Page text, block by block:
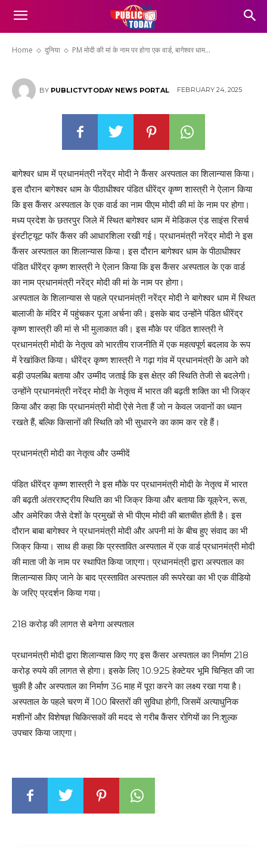
Home दुनिया PM मोदी की मां के नाम पर होगा एक वार्ड, बागेश्वर धाम...
बागेश्वर धाम कैंसर अस्पताल के शिलान्यास के
दौरान बड़ा ऐलान
BY PUBLICTVTODAY NEWS PORTAL FEBRUARY 24, 2025
बागेश्वर धाम में प्रधानमंत्री नरेंद्र मोदी ने कैंसर अस्पताल का शिलान्यास किया।
इस दौरान बागेश्वर धाम के पीठाधीश्वर पंडित धीरेंद्र कृष्ण शास्त्री ने ऐलान किया
कि इस कैंसर अस्पताल के एक वार्ड का नाम पीएम मोदी की मां के नाम पर होगा।
मध्य प्रदेश के छतरपुर जिले में स्थित बागेश्वर धाम में मेडिकल एंड साइंस रिसर्च
इंस्टीट्यूट फॉर कैंसर की आधारशिला रखी गई। प्रधानमंत्री नरेंद्र मोदी ने इस
कैंसर अस्पताल का शिलान्यास किया। इस दौरान बागेश्वर धाम के पीठाधीश्वर
पंडित धीरेंद्र कृष्ण शास्त्री ने ऐलान किया कि इस कैंसर अस्पताल के एक वार्ड
का नाम प्रधानमंत्री नरेंद्र मोदी की मां के नाम पर होगा।
अस्पताल के शिलान्यास से पहले प्रधानमंत्री नरेंद्र मोदी ने बागेश्वर धाम में स्थित
बालाजी के मंदिर में पहुंचकर पूजा अर्चना की। इसके बाद उन्होंने पंडित धीरेंद्र
कृष्ण शास्त्री की मां से भी मुलाकात की। इस मौके पर पंडित शास्त्री ने
प्रधानमंत्री मोदी के नेतृत्व को भारतीय राजनीति में एक महत्वपूर्ण बदलाव के रूप
में रेखांकित किया। धीरेंद्र कृष्ण शास्त्री ने गढ़ा गांव में प्रधानमंत्री के आने को
बड़ी उपलब्धि बताया और उम्मीद जताई कि इस क्षेत्र की स्थिति तेजी से बदलेगी।
उन्होंने प्रधानमंत्री नरेंद्र मोदी के नेतृत्व में भारत की बढ़ती शक्ति का भी जिक्र
किया और कहा कि प्रधानमंत्री मोदी ऐसे नेता हैं जो न केवल जवानों का ध्यान
रखते हैं, बल्कि किसानों की स्थिति को भी सुधारने का काम कर रहे हैं।
प्रधानमंत्री मोदी का नेतृत्व और उम्मीदें
पंडित धीरेंद्र कृष्ण शास्त्री ने इस मौके पर प्रधानमंत्री मोदी के नेतृत्व में भारत
की बढ़ती अंतरराष्ट्रीय स्थिति का भी जिक्र किया और बताया कि यूक्रेन, रूस,
और अमेरिका जैसे देशों के प्रमुखों से भी पीएम मोदी की बातचीत होती है। इस
दौरान बाबा बागेश्वर ने प्रधानमंत्री मोदी और अपनी मां के बीच हुए संवाद का भी
जिक्र किया। साथ ही कहा कि प्रस्तावित अस्पताल में एक वार्ड प्रधानमंत्री मोदी
की माता जी के नाम पर स्थापित किया जाएगा। प्रधानमंत्री द्वारा अस्पताल का
शिलान्यास किए जाने के बाद प्रस्तावित अस्पताल की रूपरेखा का भी एक वीडियो
के जरिए प्रदर्शन किया गया।
218 करोड़ की लागत से बनेगा अस्पताल
प्रधानमंत्री मोदी द्वारा शिलान्यास किए गए इस कैंसर अस्पताल का निर्माण 218
करोड़ रुपये की लागत से होगा। इसके लिए 10.925 हेक्टेयर भूमि चिन्हित की जा
चुकी है और अस्पताल का निर्माण 36 माह में पूरा करने का लक्ष्य रखा गया है।
अस्पताल के पहले चरण में 100 बिस्तरों की सुविधा होगी, जिसमें अत्याधुनिक
मशीनों और विशेषज्ञ चिकित्सकों की मदद से गरीब कैंसर रोगियों का नि:शुल्क
उपचार किया जाएगा।